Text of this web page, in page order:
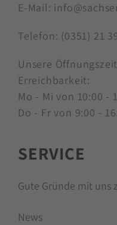
E-Mail:
Telefon: (0351) 21
Unsere
Erreichbarkeit:
Mo - Mi von 10:00 -
Do - Fr von 9:00 -
SERVICE
Gute Gründe mit uns
News